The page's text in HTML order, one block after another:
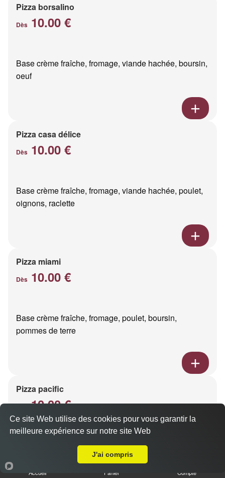
Pizza borsalino
Dès 10.00 €
Base crème fraîche, fromage, viande hachée, boursin,
oeuf
Pizza casa délice
Dès 10.00 €
Base crème fraîche, fromage, viande hachée, poulet,
oignons, raclette
Pizza miami
Dès 10.00 €
Base crème fraîche, fromage, poulet, boursin,
pommes de terre
Pizza pacific
Dès10.00 €
Base crème fraîche, fromage, saumon fumé
Accueil Panier Compte
Ce site Web utilise des cookies pour vous garantir la
meilleure expérience sur notre site Web
J'ai compris